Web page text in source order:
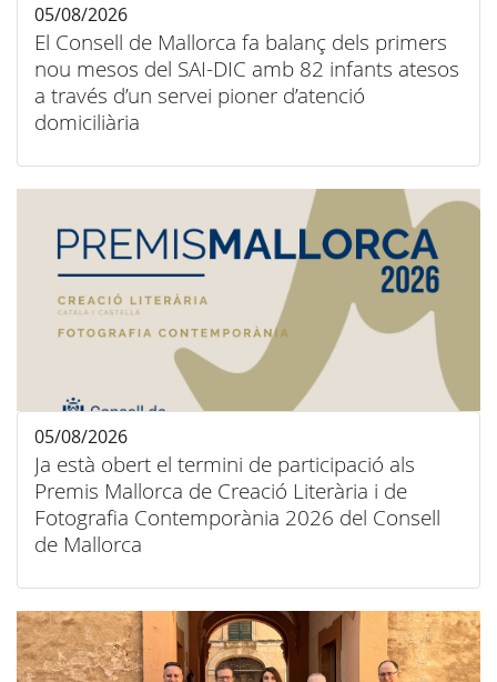
El Consell de Mallorca fa balanç dels primers
nou mesos del SAI-DIC amb 82 infants atesos
a través d’un servei pioner d’atenció
domiciliària
05/08/2026
Ja està obert el termini de participació als
Premis Mallorca de Creació Literària i de
Fotografia Contemporània 2026 del Consell
de Mallorca
05/08/2026